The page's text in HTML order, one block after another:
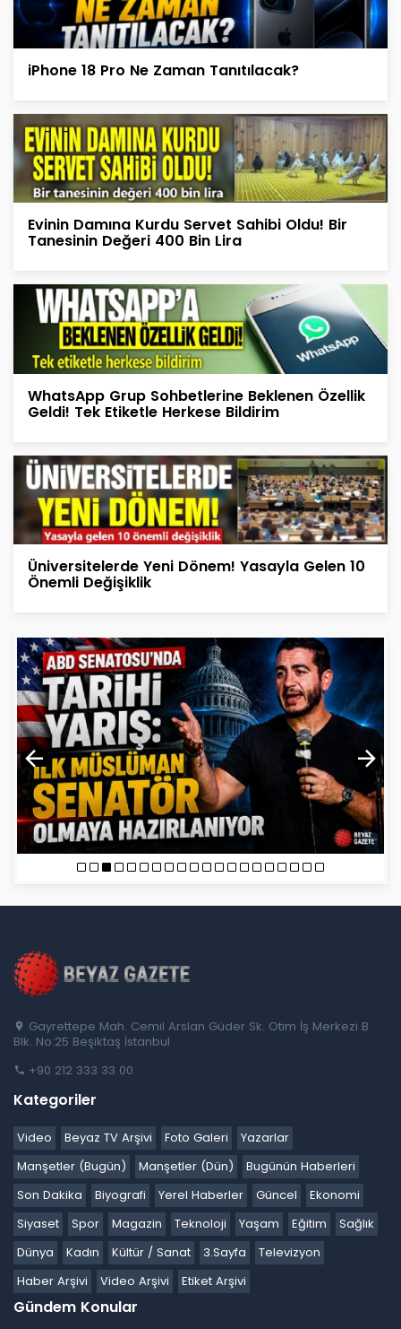
iPhone 18 Pro Ne Zaman Tanıtılacak?
Evinin Damına Kurdu Servet Sahibi Oldu! Bir
Tanesinin Değeri 400 Bin Lira
WhatsApp Grup Sohbetlerine Beklenen Özellik
Geldi! Tek Etiketle Herkese Bildirim
Üniversitelerde Yeni Dönem! Yasayla Gelen 10
Önemli Değişiklik
Gayrettepe Mah. Cemil Arslan Güder Sk. Otim İş Merkezi B
Blk. No:25 Beşiktaş İstanbul
+90 212 333 33 00
Kategoriler
Video Beyaz TV Arşivi Foto Galeri
Yazarlar
Manşetler (Bugün)
Manşetler (Dün)
Bugünün Haberleri
Son Dakika
Biyografi Yerel Haberler Güncel
Ekonomi
Siyaset
Spor Magazin Teknoloji Yaşam Eğitim
Sağlık
Dünya
Kadın Kültür / Sanat 3.Sayfa
Televizyon
Haber Arşivi
Video Arşivi Etiket Arşivi
Gündem Konular